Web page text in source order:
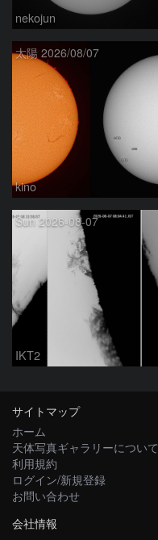
nekojun
太陽 2026/08/07
kino
Sun 2026-08-07
IKT2
サイトマップ
ホーム
天体写真ギャラリーについて
利用規約
ログイン/新規登録
お問い合わせ
会社情報